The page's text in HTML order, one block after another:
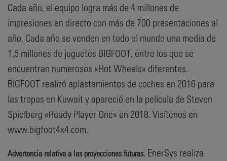
Cada año, el equipo logra más de 4 millones de
impresiones en directo con más de 700 presentaciones al
año. Cada año se venden en todo el mundo una media de
1,5 millones de juguetes BIGFOOT, entre los que se
encuentran numerosos «Hot Wheels» diferentes.
BIGFOOT realizó aplastamientos de coches en 2016 para
las tropas en Kuwait y apareció en la película de Steven
Spielberg «Ready Player One» en 2018. Visítenos en
www.bigfoot4x4.com.
Advertencia relativa a las proyecciones futuras. EnerSys realiza